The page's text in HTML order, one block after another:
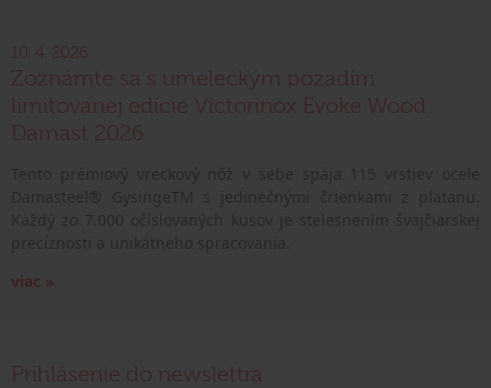
10. 4. 2026
Zoznámte sa s umeleckým pozadím
limitovanej edície Victorinox Evoke Wood
Damast 2026
viac »
Prihlásenie do newslettra